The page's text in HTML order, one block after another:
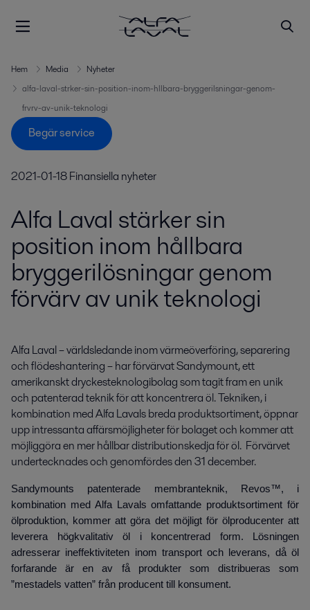
Hem Media
Nyheter
alfa-laval-strker-sin-position-inom-hllbara-bryggerilsningar-genom-
frvrv-av-unik-teknologi
Begär service
2021-01-18Finansiella nyheter
Alfa Laval stärker sin
position inom hållbara
bryggerilösningar genom
förvärv av unik teknologi
Alfa Laval – världsledande inom värmeöverföring, separering
och flödeshantering – har förvärvat Sandymount, ett
amerikanskt dryckesteknologibolag som tagit fram en unik
och patenterad teknik för att koncentrera öl. Tekniken, i
kombination med Alfa Lavals breda produktsortiment, öppnar
upp intressanta affärsmöjligheter för bolaget och kommer att
möjliggöra en mer hållbar distributionskedja för öl.  Förvärvet
undertecknades och genomfördes den 31 december.
Sandymounts patenterade membranteknik, Revos™, i
kombination med Alfa Lavals omfattande produktsortiment för
ölproduktion, kommer att göra det möjligt för ölproducenter att
leverera högkvalitativ öl i koncentrerad form. Lösningen
adresserar ineffektiviteten inom transport och leverans, då öl
forfarande är en av få produkter som distribueras som
”mestadels vatten” från producent till konsument.